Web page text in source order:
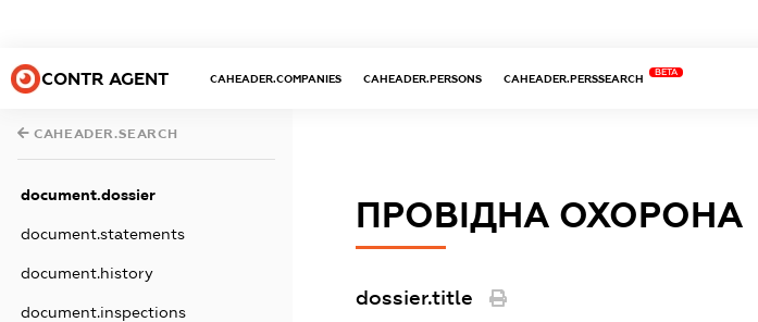
CONTR AGENT CAHEADER.COMPANIES CAHEADER.PERSONS CAHEADER.PERSSEARCH
BETA
CAHEADER.SEARCH
document.dossier
document.statements
document.history
document.inspections
ПРОВІДНА ОХОРОНА
dossier.title